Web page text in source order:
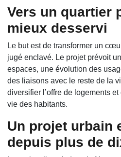
Vers un quartier
mieux desservi
Le but est de transformer un
jugé enclavé. Le projet prévoit
espaces, une évolution des
des liaisons avec le reste de la
diversifier l’offre de logements
vie des habitants.
Un projet urbain
depuis plus de